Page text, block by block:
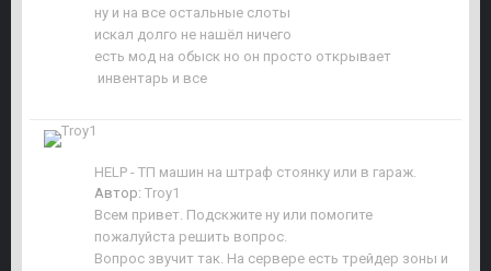
ну и на все остальные слоты
искал долго не нашёл ничего
есть мод на обыск но он просто открывает
инвентарь и все
HELP - ТП машин на штраф стоянку или в гараж.
Автор: Troy1
Всем привет. Подскжите ну или помогите
пожалуйста решить вопрос.
Вопрос звучит так. На сервере есть трейдер зоны и